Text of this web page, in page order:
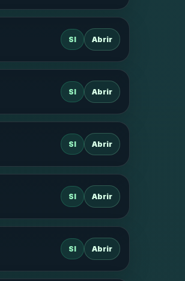
SI Abrir
SI Abrir
SI Abrir
SI Abrir
SI Abrir